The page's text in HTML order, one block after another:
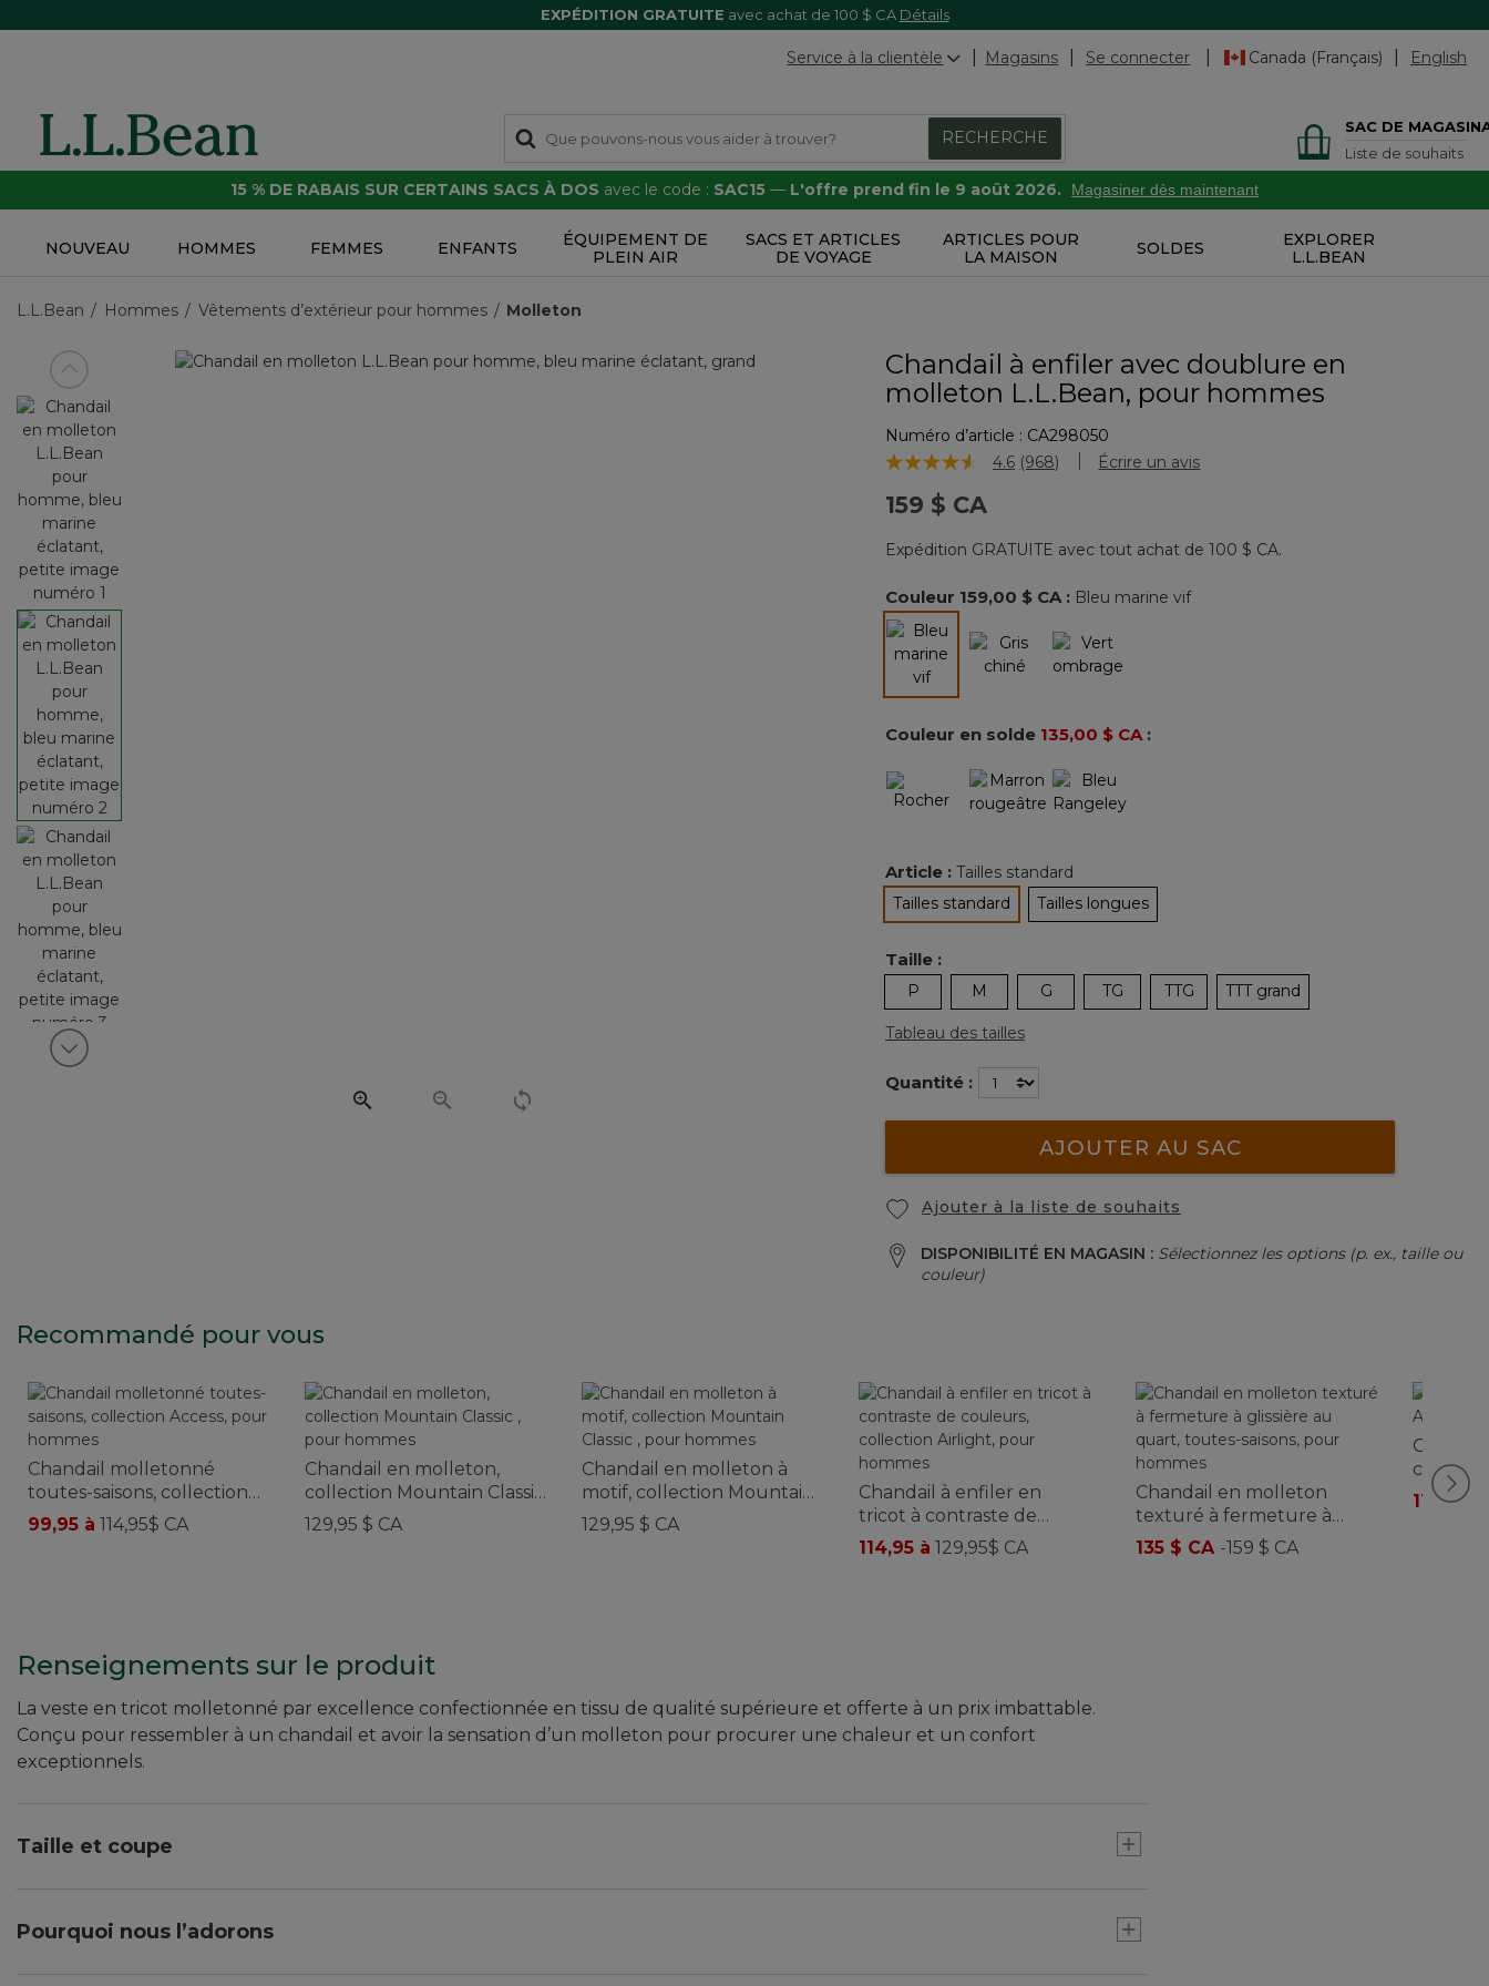
EXPÉDITION GRATUITE avec achat de 100 $ CA Détails
Service à la clientèle Magasins Se connecter Canada (Français) English
RECHERCHE
SAC DE
Liste de souhaits
15 % DE RABAIS SUR CERTAINS SACS À DOS avec le code : SAC15 — L'offre prend fin le 9 août 2026. Magasiner dès maintenant
NOUVEAU HOMMES FEMMES ENFANTS
ÉQUIPEMENT DE
PLEIN AIR
SACS ET ARTICLES
DE VOYAGE
ARTICLES POUR
LA MAISON
SOLDES
EXPLORER
L.L.BEAN
L.L.Bean Hommes Vêtements d’extérieur pour hommes Molleton
Voir article précédent
Voir article suivant
Chandail à enfiler avec doublure en
molleton L.L.Bean, pour hommes
Numéro d’article : CA298050
5 sur 5 Évaluation des clients
4.6 Lire
Lien
vers
même
page.
(968) Écrire un avis
159 $ CA
Expédition GRATUITE avec tout achat de 100 $ CA.
Couleur 159,00 $ CA: Bleu marine vif
sélectionné
Couleur en solde 135,00 $ CA:
Article : Tailles standard
Tailles standard
sélectionné
Tailles longues
Taille :
P M G TG TTG TTT grand
Tableau des tailles
Quantité :
AJOUTER AU SAC
Ajouter à la liste de souhaits
DISPONIBILITÉ EN MAGASIN : Sélectionnez les options (p. ex., taille ou
couleur)
Recommandé pour vous
Chandail molletonné
toutes-saisons, collection
Access, pour hommes
99,95 à 114,95$ CA
Chandail en molleton,
collection Mountain Classic
, pour hommes
129,95 $ CA
Chandail en molleton à
motif, collection Mountain
Classic , pour hommes
129,95 $ CA
Chandail à enfiler en
tricot à contraste de
couleurs, collection
Airlight, pour hommes
114,95 à 129,95$ CA
Chandail en molleton
texturé à fermeture à
glissière au quart, toutes-
saisons, pour hommes
135 $ CA -159 $ CA
hommes
114,95 à
Renseignements sur le produit
La veste en tricot molletonné par excellence confectionnée en tissu de qualité supérieure et offerte à un prix imbattable.
Conçu pour ressembler à un chandail et avoir la sensation d’un molleton pour procurer une chaleur et un confort
exceptionnels.
Taille et coupe
Pourquoi nous l’adorons